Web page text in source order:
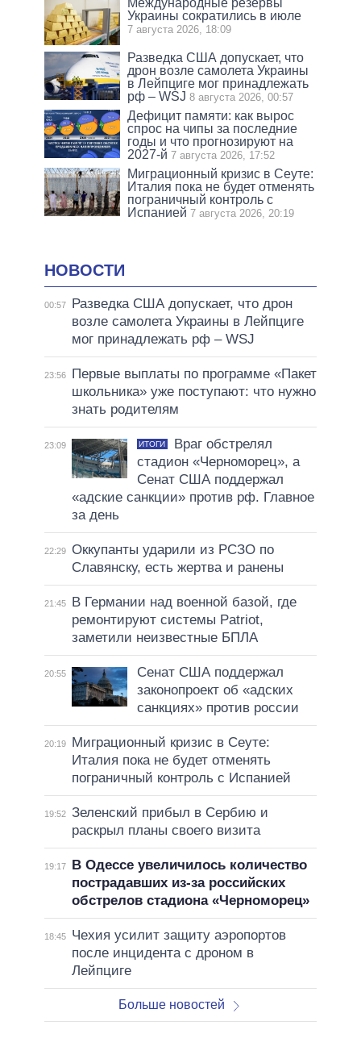
Международные резервы
Украины сократились в июле
7 августа 2026, 18:09
Разведка США допускает, что
дрон возле самолета Украины
в Лейпциге мог принадлежать
рф – WSJ 8 августа 2026, 00:57
Дефицит памяти: как вырос
спрос на чипы за последние
годы и что прогнозируют на
2027-й 7 августа 2026, 17:52
Миграционный кризис в Сеуте:
Италия пока не будет отменять
пограничный контроль с
Испанией 7 августа 2026, 20:19
НОВОСТИ
00:57
Разведка США допускает, что дрон
возле самолета Украины в Лейпциге
мог принадлежать рф – WSJ
23:56
Первые выплаты по программе «Пакет
школьника» уже поступают: что нужно
знать родителям
23:09 ИТОГИ
Враг обстрелял
стадион «Черноморец», а
Сенат США поддержал
«адские санкции» против рф. Главное
за день
22:29 Оккупанты ударили из РСЗО по
Славянску, есть жертва и ранены
21:45
В Германии над военной базой, где
ремонтируют системы Patriot,
заметили неизвестные БПЛА
20:55
Сенат США поддержал
законопроект об «адских
санкциях» против россии
20:19
Миграционный кризис в Сеуте:
Италия пока не будет отменять
пограничный контроль с Испанией
19:52 Зеленский прибыл в Сербию и
раскрыл планы своего визита
19:17
В Одессе увеличилось количество
пострадавших из-за российских
обстрелов стадиона «Черноморец»
18:45
Чехия усилит защиту аэропортов
после инцидента с дроном в
Лейпциге
Больше новостей